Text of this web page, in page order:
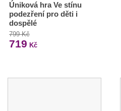
Úniková hra Ve stínu
podezření pro děti i
dospělé
799 Kč
719 Kč